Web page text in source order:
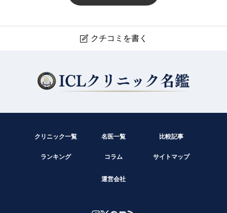
 クチコミを書く
現在クチコミは投稿できません。
クリニック一覧 名医一覧 比較記事
ランキング コラム サイトマップ
運営会社